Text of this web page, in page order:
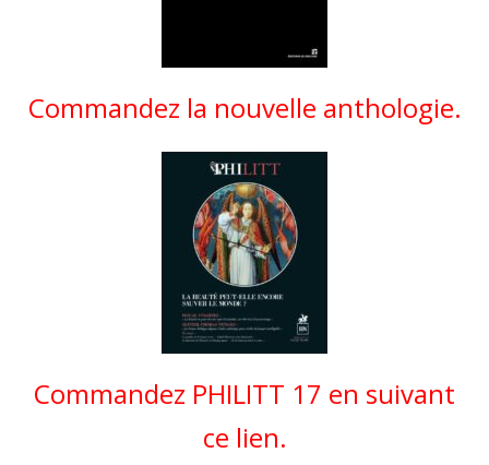
Commandez la nouvelle anthologie.
Commandez PHILITT 17 en suivant
ce lien.